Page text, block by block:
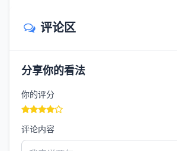
评论区
分享你的看法
你的评分
评论内容